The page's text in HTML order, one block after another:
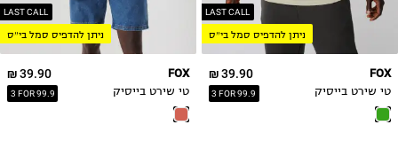
LAST CALL
ניתן להדפיס סמל בי״ס
2XL
39.90 ₪
3 FOR 99.9
FOX
טי שירט בייסיק
LAST CALL
ניתן להדפיס סמל בי״ס
39.90 ₪
3 FOR 99.9
FOX
טי שירט בייסיק